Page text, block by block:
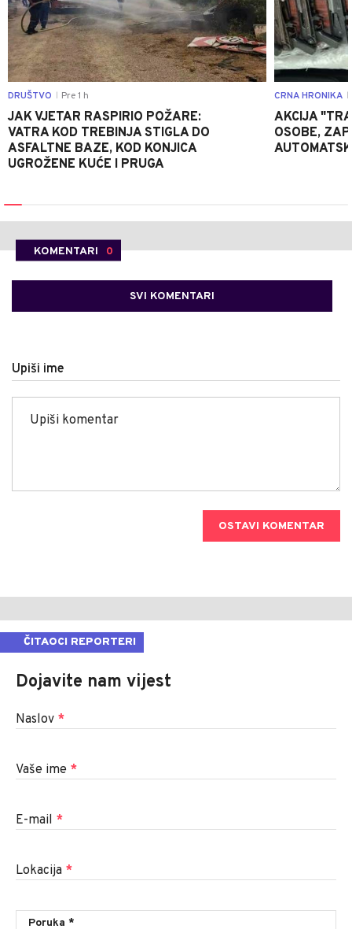
DRUŠTVO Pre 1 h
JAK VJETAR RASPIRIO POŽARE:
VATRA KOD TREBINJA STIGLA DO
ASFALTNE BAZE, KOD KONJICA
UGROŽENE KUĆE I PRUGA
CRNA HRONIKA
AKCIJA
OSOBE,
KOMENTARI 0
SVI KOMENTARI
Upiši ime
OSTAVI KOMENTAR
ČITAOCI REPORTERI
Dojavite nam vijest
Naslov *
Vaše ime *
E-mail *
Lokacija *